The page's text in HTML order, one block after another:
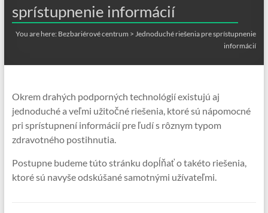
sprístupnenie informácií
You are here: Bezbariérové centrum >Jednoduché riešenia pre sprístupnenie
informácií
Okrem drahých podporných technológií existujú aj
jednoduché a veľmi užitočné riešenia, ktoré sú nápomocné
pri sprístupnení informácií pre ľudí s rôznym typom
zdravotného postihnutia.
Postupne budeme túto stránku dopĺňať o takéto riešenia,
ktoré sú navyše odskúšané samotnými užívateľmi.